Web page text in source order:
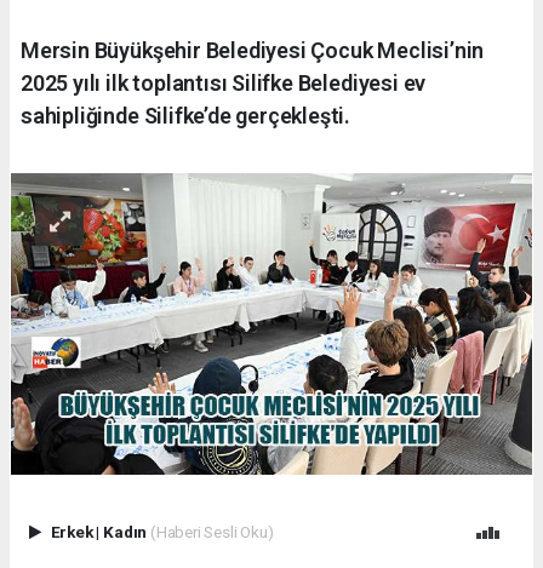
Mersin Büyükşehir Belediyesi Çocuk Meclisi’nin
2025 yılı ilk toplantısı Silifke Belediyesi ev
sahipliğinde Silifke’de gerçekleşti.
Erkek| Kadın (Haberi Sesli Oku)